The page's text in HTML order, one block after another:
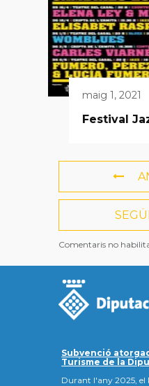
maig 1, 2021
Festival
Comentaris no
Subvenció
Turisme de la
Durant l'any 2025, el